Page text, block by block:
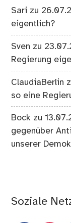
Sari zu
eigentlich?
Sven zu
Regierung
ClaudiaBerlin
so eine
Bock zu
gegenüber
unserer
Soziale